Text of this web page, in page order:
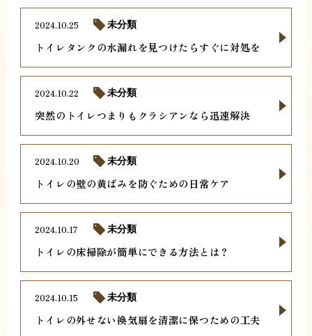
トイレタンクの水漏れを見つけたらすぐに対処を
2024.10.25 未分類
突然のトイレつまりもクラシアンなら迅速解決
2024.10.22 未分類
トイレの壁の黄ばみを防ぐための日常ケア
2024.10.20 未分類
トイレの床掃除が簡単にできる方法とは？
2024.10.17 未分類
トイレの外せない換気扇を清潔に保つための工夫
2024.10.15 未分類